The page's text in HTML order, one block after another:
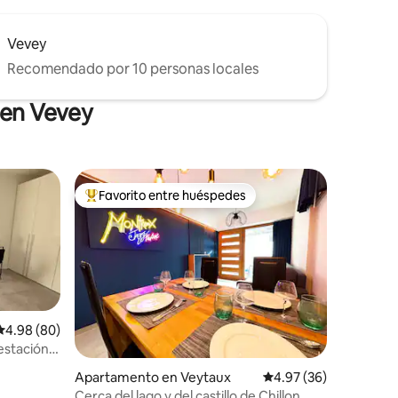
Vevey
Recomendado por 10 personas locales
Vevey
promedio: 4.98 de 5, 80 reseñas
4.98 (80)
Favorito entre huéspedes preferido
Favorito entre huéspedes
Apartamento en Veytaux Calificación
4.97 (36)